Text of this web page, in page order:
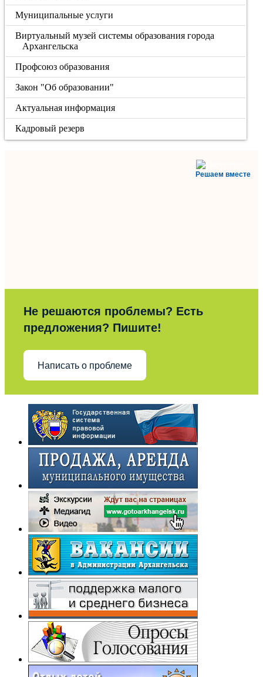
Муниципальные услуги
Виртуальный музей системы образования города
Архангельска
Профсоюз образования
Закон "Об образовании"
Актуальная информация
Кадровый резерв
Решаем вместе
Не решаются проблемы? Есть
предложения? Пишите!
Написать о проблеме